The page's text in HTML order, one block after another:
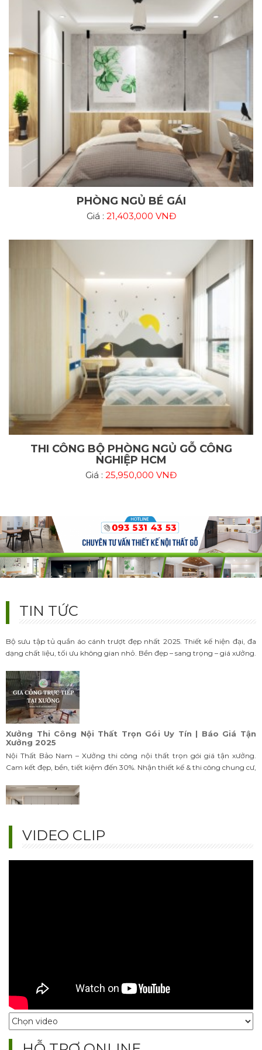
PHÒNG NGỦ BÉ GÁI
Giá : 21,403,000 VNĐ
THI CÔNG BỘ PHÒNG NGỦ GỖ CÔNG
NGHIỆP HCM
Giá : 25,950,000 VNĐ
TIN TỨC
99+ Mẫu Tủ Quần Áo Cánh Trượt Hiện Đại 2025 – Đẹp,
Sang, Siêu Tiết Kiệm
Bộ sưu tập tủ quần áo cánh trượt đẹp nhất 2025. Thiết kế hiện đại, đa
dạng chất liệu, tối ưu không gian nhỏ. Bền đẹp – sang trọng – giá xưởng.
Liên hệ tư vấn & báo giá chi tiết hôm nay!
Xưởng Thi Công Nội Thất Trọn Gói Uy Tín | Báo Giá Tận
Xưởng 2025
Nội Thất Bảo Nam – Xưởng thi công nội thất trọn gói giá tận xưởng.
Cam kết đẹp, bền, tiết kiệm đến 30%. Nhận thiết kế & thi công chung cư,
nhà phố, biệt thự. Liên hệ ngay!
99+ Mẫu Tủ Quần Áo Âm Tường Hiện Đại – Đẹp & Tiết Kiệm
Diện Tích
VIDEO CLIP